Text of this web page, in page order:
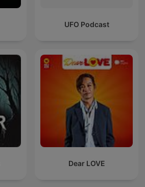
UFO Podcast
Dear LOVE